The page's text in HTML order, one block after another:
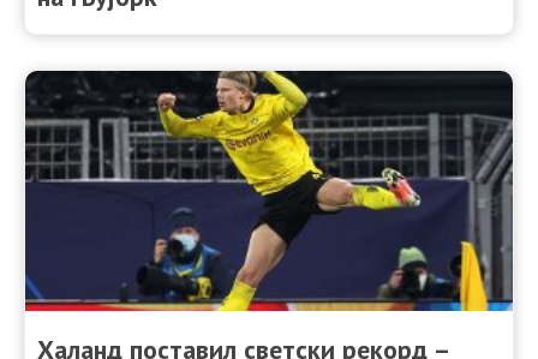
Халанд поставил светски рекорд –